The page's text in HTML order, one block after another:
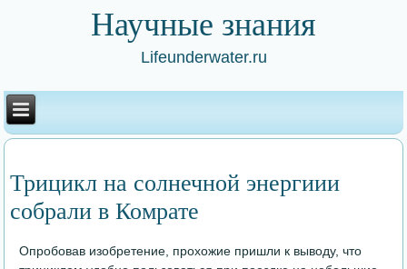
Научные знания
Lifeunderwater.ru
Трицикл на солнечной энергиии
собрали в Комрате
Опробовав изобретение, прохожие пришли к выводу, что